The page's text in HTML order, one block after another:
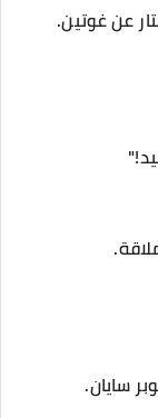
عن غوتين.
سايان.